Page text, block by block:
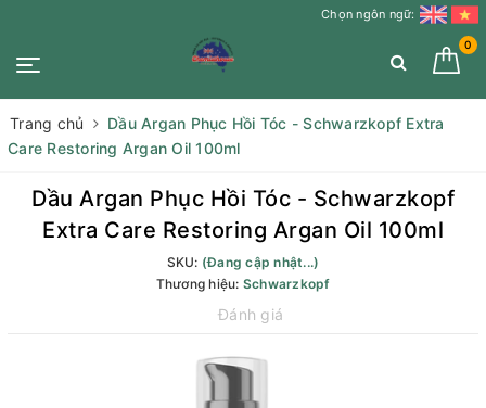
Chọn ngôn ngữ:
0
Trang chủ
Dầu Argan Phục Hồi Tóc - Schwarzkopf Extra
Care Restoring Argan Oil 100ml
Dầu Argan Phục Hồi Tóc - Schwarzkopf
Extra Care Restoring Argan Oil 100ml
SKU: (Đang cập nhật...)
Thương hiệu: Schwarzkopf
Đánh giá